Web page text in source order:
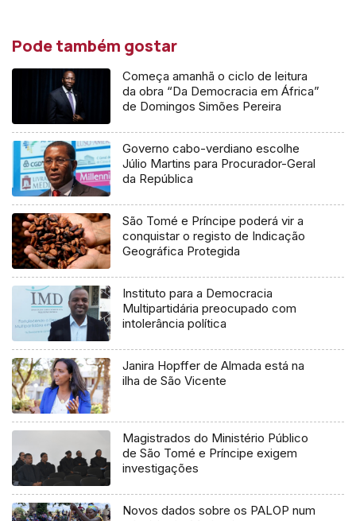
Pode também gostar
Começa amanhã o ciclo de leitura
da obra “Da Democracia em África”
de Domingos Simões Pereira
Governo cabo-verdiano escolhe
Júlio Martins para Procurador-Geral
da República
São Tomé e Príncipe poderá vir a
conquistar o registo de Indicação
Geográfica Protegida
Instituto para a Democracia
Multipartidária preocupado com
intolerância política
Janira Hopffer de Almada está na
ilha de São Vicente
Magistrados do Ministério Público
de São Tomé e Príncipe exigem
investigações
Novos dados sobre os PALOP num